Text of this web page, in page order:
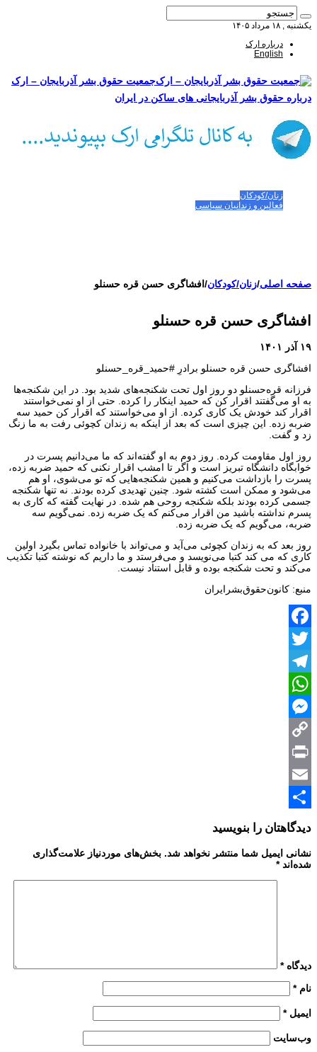
یکشنبه , ۱۸ مرداد ۱۴۰۵
درباره ارک
English
جمعیت حقوق بشر آذربایجان – ارک
درباره حقوق بشر آذربایجانی های ساکن در ایران
زنان/کودکان
فعالین و زندانیان سیاسی
صفحه اصلی/زنان/کودکان/ افشاگری حسن قره حسنلو
افشاگری حسن قره حسنلو
۱۹ آذر ۱۴۰۱
افشاگری حسن قره حسنلو برادرِ #حمید_قره_حسنلو
فرزانه قره‌حسنلو دو روز اول تحت شکنجه‌های شدید بود. در این شکنجه‌ها
به او می‌گفتند اقرار کن که حمید اینکار را کرده. حتی از او نمی‌خواستند
اقرار کند خودش یک کاری کرده. از او می‌خواستند که اقرار کن حمید سه
ضربه زده. این چیزی است که بعد از اینکه به زندان کچوئی رفت به ما زنگ
زد و گفت.
روز اول مقاومت کرده. روز دوم به او گفته‌اند که ما می‌دانیم پسرت در
خوابگاه دانشگاه تبریز است و اگر تا امشب اقرار نکنی که حمید ضربه زده،
پسرت را بازداشت می‌کنیم و همین شکنجه‌هایی که تو می‌شوی، او هم
می‌شود و ممکن است کشته شود. چنین تهدیدی کرده بودند. نه تنها شکنجه
جسمی کرده بودند بلکه شکنجه روحی هم شده. در نهایت گفته که کاری به
پسرم نداشته باشید من اقرار می‌کنم که یک ضربه زده. نمی‌گویم سه
ضربه، می‌گویم که یک ضربه زده.
روز بعد که به زندان کچوئی می‌آید و می‌تواند با خانواده تماس بگیرد اولین
کاری که می کند کتبا می‌نویسد و می‌فرستد و ما داریم که نوشته کتبا تکذیب
می‌کند و تحت شکنجه بوده و قابل استناد نیست.
منبع: کانون‌حقوق‌بشرایران
Facebook
Twitter
Telegram
WhatsApp
Messenger
Copy
Link
Print
Email
Share
دیدگاهتان را بنویسید
نشانی ایمیل شما منتشر نخواهد شد. بخش‌های موردنیاز علامت‌گذاری
شده‌اند*
دیدگاه*
نام*
ایمیل*
وب‌سایت